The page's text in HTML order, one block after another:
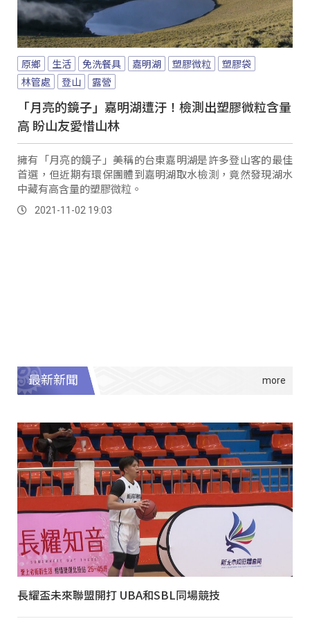
原鄉 生活 免洗餐具 嘉明湖 塑膠微粒
塑膠袋
林管處
登山 露營
「月亮的鏡子」嘉明湖遭汙！檢測出塑膠微粒含量
高 盼山友愛惜山林
擁有「月亮的鏡子」美稱的台東嘉明湖是許多登山客的最佳
首選，但近期有環保團體到嘉明湖取水檢測，竟然發現湖水
中藏有高含量的塑膠微粒。
2021-11-02 19:03
最新新聞
長耀盃未來聯盟開打 UBA和SBL同場競技